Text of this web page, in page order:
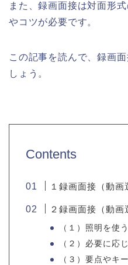
また、録画面接は対面形
やコツが必要です。
この記事を読んで、録画
しょう。
Contents
１録画面接（動画
２録画面接（動
（１）照明を使う
（２）必要に応
（３）要点やキ